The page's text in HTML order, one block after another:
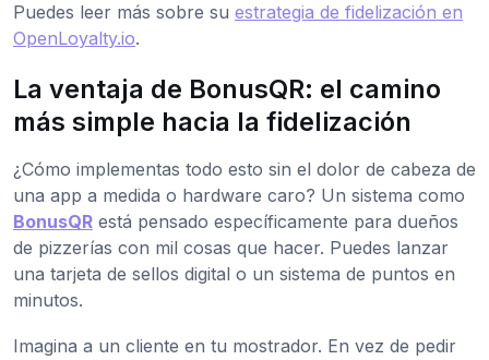
Puedes leer más sobre su estrategia de fidelización en
OpenLoyalty.io.
La ventaja de BonusQR: el camino
más simple hacia la fidelización
¿Cómo implementas todo esto sin el dolor de cabeza de
una app a medida o hardware caro? Un sistema como
BonusQR está pensado específicamente para dueños
de pizzerías con mil cosas que hacer. Puedes lanzar
una tarjeta de sellos digital o un sistema de puntos en
minutos.
Imagina a un cliente en tu mostrador. En vez de pedir